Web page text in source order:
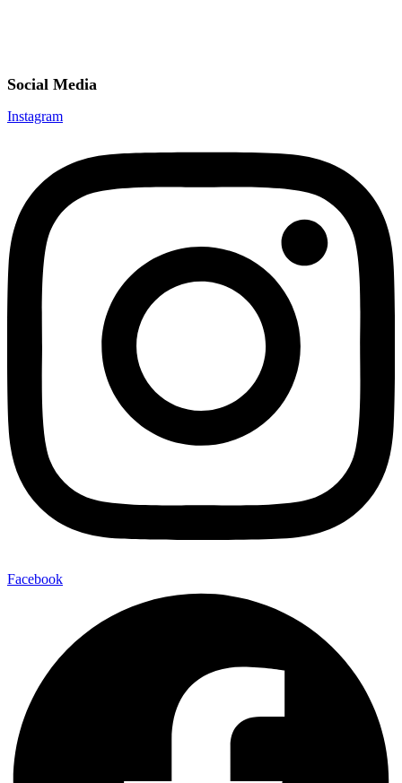
Social Media
Instagram
Facebook